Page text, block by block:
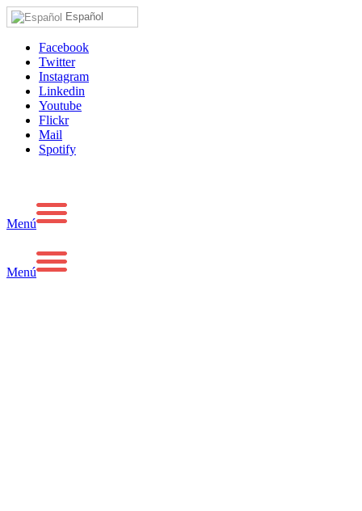
Español
Facebook
Twitter
Instagram
Linkedin
Youtube
Flickr
Mail
Spotify
Menú
Menú